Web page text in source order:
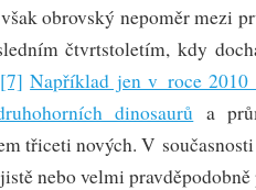
obrovský nepoměr mezi
čtvrtstoletím, kdy
[7] Například jen v roce 2010
dinosaurů a
třiceti nových. V
nebo velmi